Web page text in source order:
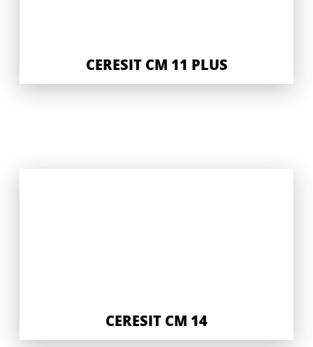
CERESIT CM 11 PLUS
CERESIT CM 14